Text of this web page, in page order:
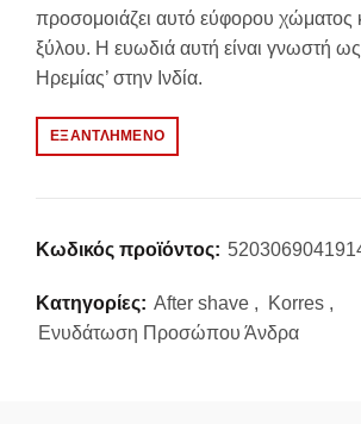
προσομοιάζει αυτό εύφορου χώματος
ξύλου. Η ευωδιά αυτή είναι γνωστή ως
Ηρεμίας’ στην Ινδία.
ΕΞΑΝΤΛΗΜΈΝΟ
Κωδικός προϊόντος:
Κατηγορίες: After shave , Korres ,
Ενυδάτωση Προσώπου Άνδρα